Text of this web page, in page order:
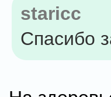
staricc
Спасибо